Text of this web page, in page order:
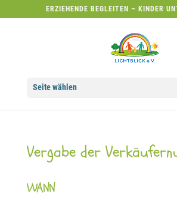
ERZIEHENDE BEGLEITEN – KINDER
Seite wählen
Vergabe der
WANN